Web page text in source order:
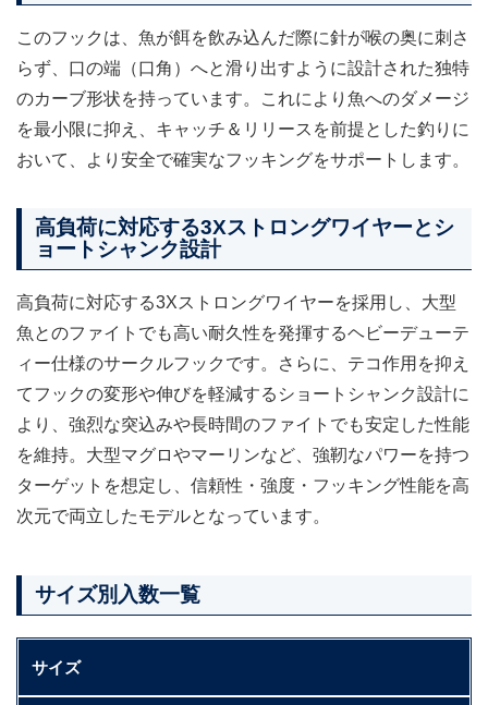
このフックは、魚が餌を飲み込んだ際に針が喉の奥に刺さ
らず、口の端（口角）へと滑り出すように設計された独特
のカーブ形状を持っています。これにより魚へのダメージ
を最小限に抑え、キャッチ＆リリースを前提とした釣りに
おいて、より安全で確実なフッキングをサポートします。
高負荷に対応する3Xストロングワイヤーとシ
ョートシャンク設計
高負荷に対応する3Xストロングワイヤーを採用し、大型
魚とのファイトでも高い耐久性を発揮するヘビーデューテ
ィー仕様のサークルフックです。さらに、テコ作用を抑え
てフックの変形や伸びを軽減するショートシャンク設計に
より、強烈な突込みや長時間のファイトでも安定した性能
を維持。大型マグロやマーリンなど、強靭なパワーを持つ
ターゲットを想定し、信頼性・強度・フッキング性能を高
次元で両立したモデルとなっています。
サイズ別入数一覧
サイズ